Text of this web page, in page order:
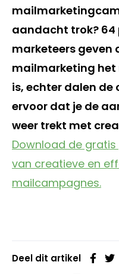
aandacht trok? 64
marketeers geven
mailmarketing het
is, echter dalen de
ervoor dat je de
weer trekt met
Download de
van creatieve en
mailcampagnes.
Deel dit artikel